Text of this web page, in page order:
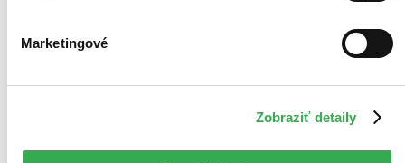
Marketingové
Zobraziť detaily
Lymfotaping
Jitka Kobrová